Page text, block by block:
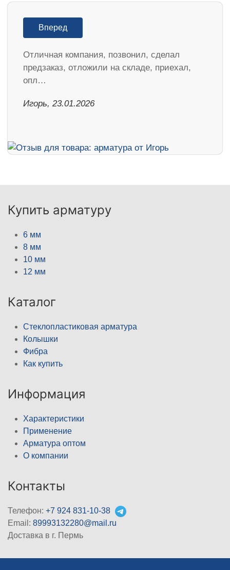
Вперед
Отличная компания, позвонил, сделал
предзаказ, отложили на складе, приехал,
опл…
Игорь, 23.01.2026
Купить арматуру
6 мм
8 мм
10 мм
12 мм
Каталог
Стеклопластиковая арматура
Колышки
Фибра
Как купить
Информация
Характеристики
Применение
Арматура оптом
О компании
Контакты
Телефон: +7 924 831-10-38
Email: 89993132280@mail.ru
Доставка в г. Пермь